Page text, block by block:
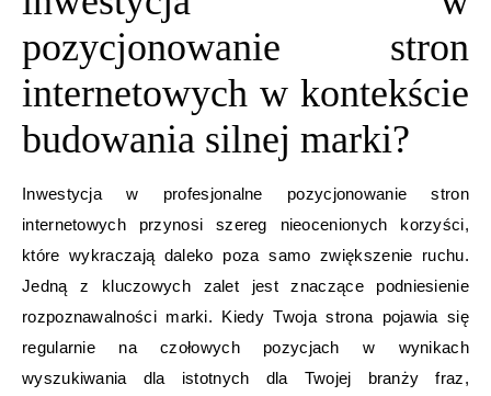
pozycjonowanie stron
internetowych w kontekście
budowania silnej marki?
Inwestycja w profesjonalne pozycjonowanie stron
internetowych przynosi szereg nieocenionych korzyści,
które wykraczają daleko poza samo zwiększenie ruchu.
Jedną z kluczowych zalet jest znaczące podniesienie
rozpoznawalności marki. Kiedy Twoja strona pojawia się
regularnie na czołowych pozycjach w wynikach
wyszukiwania dla istotnych dla Twojej branży fraz,